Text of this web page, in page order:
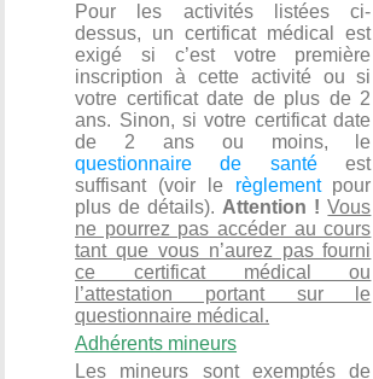
Pour les activités listées ci-
dessus, un certificat médical est
exigé si c’est votre première
inscription à cette activité ou si
votre certificat date de plus de 2
ans. Sinon, si votre certificat date
de 2 ans ou moins, le
questionnaire de santéest
suffisant (voir le règlementpour
plus de détails). Attention ! Vous
ne pourrez pas accéder au cours
tant que vous n’aurez pas fourni
ce certificat médical ou
l’attestation portant sur le
questionnaire médical.
Adhérents mineurs
Les mineurs sont exemptés de